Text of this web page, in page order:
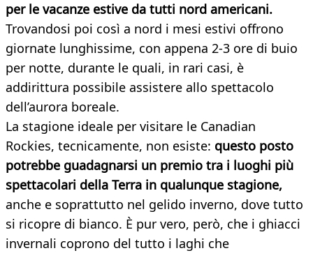
per le vacanze estive da tutti nord americani.
Trovandosi poi così a nord i mesi estivi offrono
giornate lunghissime, con appena 2-3 ore di buio
per notte, durante le quali, in rari casi, è
addirittura possibile assistere allo spettacolo
dell’aurora boreale.
La stagione ideale per visitare le Canadian
Rockies, tecnicamente, non esiste: questo posto
potrebbe guadagnarsi un premio tra i luoghi più
spettacolari della Terra in qualunque stagione,
anche e soprattutto nel gelido inverno, dove tutto
si ricopre di bianco. È pur vero, però, che i ghiacci
invernali coprono del tutto i laghi che